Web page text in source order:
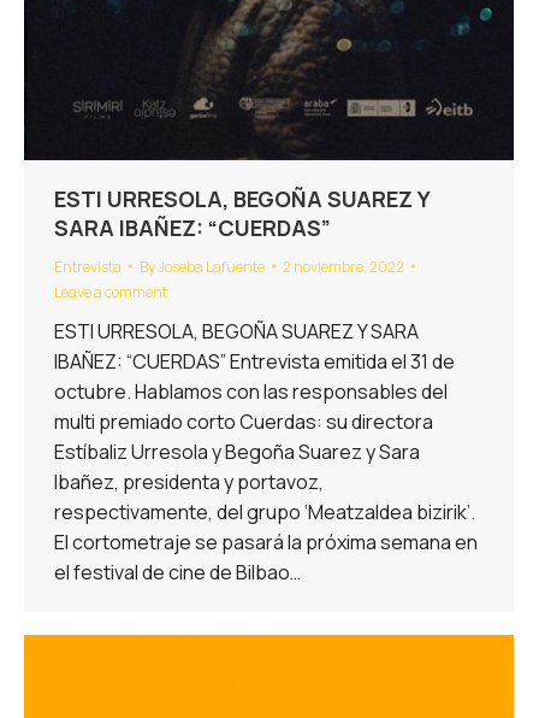
ESTI URRESOLA, BEGOÑA SUAREZ Y
SARA IBAÑEZ: “CUERDAS”
Entrevista ByJoseba Lafuente
2 noviembre, 2022
Leave a comment
ESTI URRESOLA, BEGOÑA SUAREZ Y SARA
IBAÑEZ: “CUERDAS” Entrevista emitida el 31 de
octubre. Hablamos con las responsables del
multi premiado corto Cuerdas: su directora
Estíbaliz Urresola y Begoña Suarez y Sara
Ibañez, presidenta y portavoz,
respectivamente, del grupo ‘Meatzaldea bizirik’.
El cortometraje se pasará la próxima semana en
el festival de cine de Bilbao…